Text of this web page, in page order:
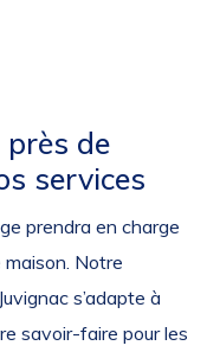
de
services
prendra en charge
Notre
s’adapte à
savoir-faire pour les